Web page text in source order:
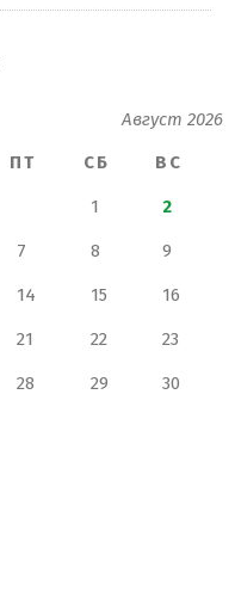
Август 2026
ПТ СБ ВС
1 2
7 8 9
14 15 16
21 22 23
28 29 30